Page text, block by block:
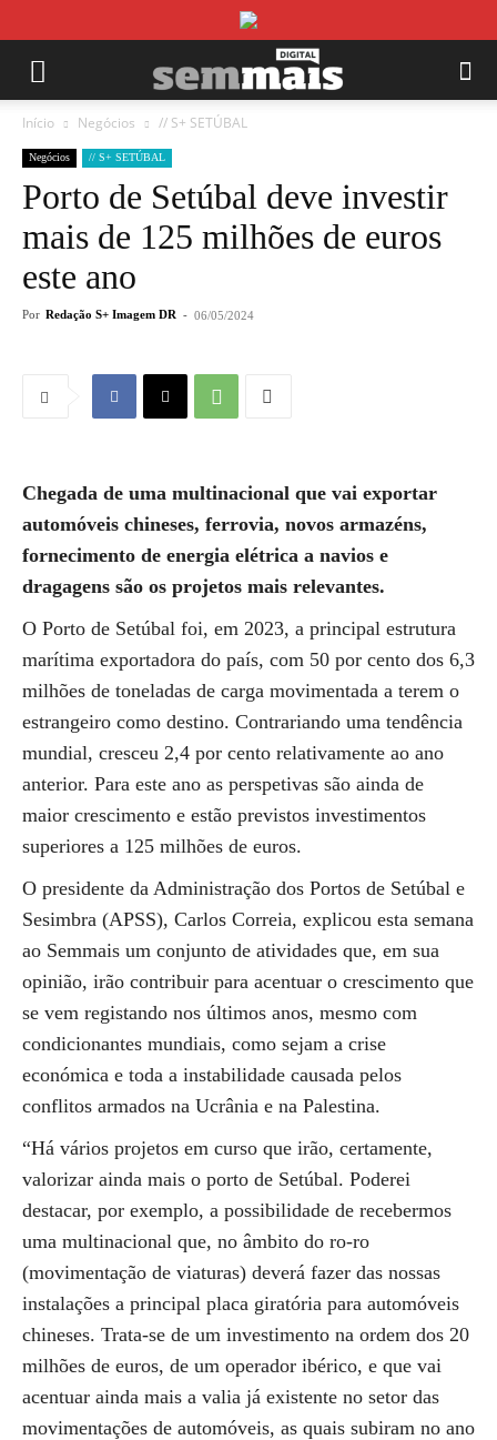
Início Negócios // S+ SETÚBAL
Negócios // S+ SETÚBAL
Porto de Setúbal deve investir
mais de 125 milhões de euros
este ano
Por Redação S+ Imagem DR - 06/05/2024
Chegada de uma multinacional que vai exportar
automóveis chineses, ferrovia, novos armazéns,
fornecimento de energia elétrica a navios e
dragagens são os projetos mais relevantes.
O Porto de Setúbal foi, em 2023, a principal estrutura
marítima exportadora do país, com 50 por cento dos 6,3
milhões de toneladas de carga movimentada a terem o
estrangeiro como destino. Contrariando uma tendência
mundial, cresceu 2,4 por cento relativamente ao ano
anterior. Para este ano as perspetivas são ainda de
maior crescimento e estão previstos investimentos
superiores a 125 milhões de euros.
O presidente da Administração dos Portos de Setúbal e
Sesimbra (APSS), Carlos Correia, explicou esta semana
ao Semmais um conjunto de atividades que, em sua
opinião, irão contribuir para acentuar o crescimento que
se vem registando nos últimos anos, mesmo com
condicionantes mundiais, como sejam a crise
económica e toda a instabilidade causada pelos
conflitos armados na Ucrânia e na Palestina.
“Há vários projetos em curso que irão, certamente,
valorizar ainda mais o porto de Setúbal. Poderei
destacar, por exemplo, a possibilidade de recebermos
uma multinacional que, no âmbito do ro-ro
(movimentação de viaturas) deverá fazer das nossas
instalações a principal placa giratória para automóveis
chineses. Trata-se de um investimento na ordem dos 20
milhões de euros, de um operador ibérico, e que vai
acentuar ainda mais a valia já existente no setor das
movimentações de automóveis, as quais subiram no ano